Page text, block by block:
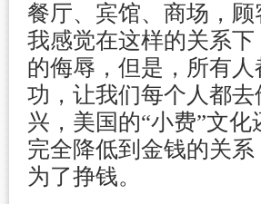
餐厅、宾馆、商场，
我感觉在这样的关系
的侮辱，但是，所有
功，让我们每个人都
兴，美国的“小费”文
完全降低到金钱的关
为了挣钱。